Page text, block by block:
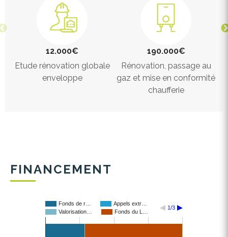
12.000€
Etude rénovation globale
enveloppe
190.000€
Rénovation, passage au
gaz et mise en conformité
chaufferie
FINANCEMENT
Fonds de r…
Appels extr…
Valorisation…
Fonds du L…
1/3